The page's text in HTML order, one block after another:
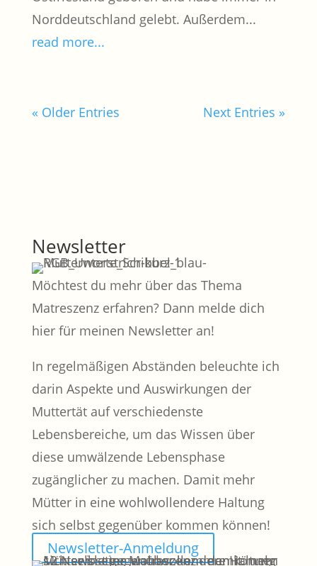
Norddeutschland gelebt. Außerdem...
read more...
« Older Entries Next Entries »
Newsletter
Möchtest du mehr über das Thema
Matreszenz erfahren? Dann melde dich
hier für meinen Newsletter an!
In regelmäßigen Abständen beleuchte ich
darin Aspekte und Auswirkungen der
Muttertät auf verschiedenste
Lebensbereiche, um das Wissen über
diese umwälzende Lebensphase
zugänglicher zu machen. Damit mehr
Mütter in eine wohlwollendere Haltung
sich selbst gegenüber kommen können!
Newsletter-Anmeldung